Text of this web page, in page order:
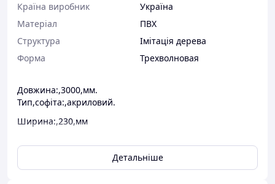
Країна виробник
Україна
Матеріал
ПВХ
Структура
Імітація дерева
Форма
Трехволновая
Довжина:,3000,мм.
Тип,софіта:,акриловий.
Ширина:,230,мм
У,без,перфорації,3000х230,мм,дуб,світлий,використовує
ться,для,обшивки,карнизів,і,фронтонів.
Детальніше